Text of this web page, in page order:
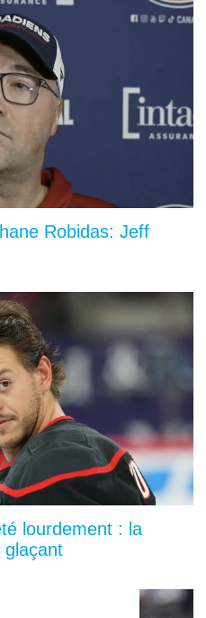
Robidas: Jeff
lourdement : la
glaçant